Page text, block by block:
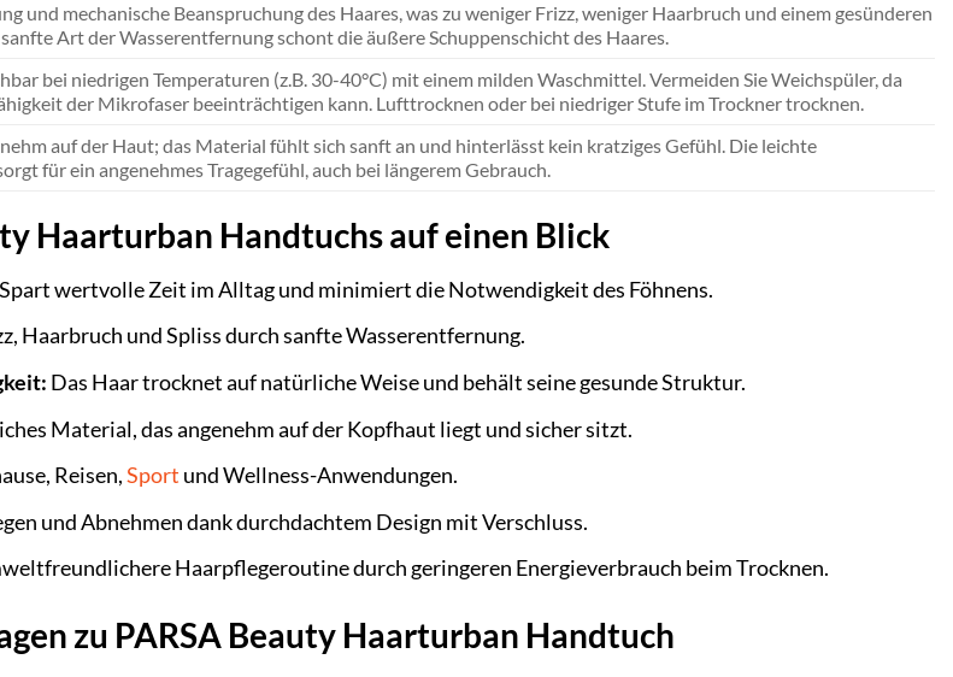
und mechanische Beanspruchung des Haares, was zu weniger Frizz, weniger Haarbruch und einem gesünderen
Art der Wasserentfernung schont die äußere Schuppenschicht des Haares.
bei niedrigen Temperaturen (z.B. 30-40°C) mit einem milden Waschmittel. Vermeiden Sie Weichspüler, da
der Mikrofaser beeinträchtigen kann. Lufttrocknen oder bei niedriger Stufe im Trockner trocknen.
auf der Haut; das Material fühlt sich sanft an und hinterlässt kein kratziges Gefühl. Die leichte
für ein angenehmes Tragegefühl, auch bei längerem Gebrauch.
Haarturban Handtuchs auf einen Blick
Spart wertvolle Zeit im Alltag und minimiert die Notwendigkeit des Föhnens.
Haarbruch und Spliss durch sanfte Wasserentfernung.
Das Haar trocknet auf natürliche Weise und behält seine gesunde Struktur.
Material, das angenehm auf der Kopfhaut liegt und sicher sitzt.
Reisen,Sport und Wellness-Anwendungen.
und Abnehmen dank durchdachtem Design mit Verschluss.
Haarpflegeroutine durch geringeren Energieverbrauch beim Trocknen.
zu PARSA Beauty Haarturban Handtuch